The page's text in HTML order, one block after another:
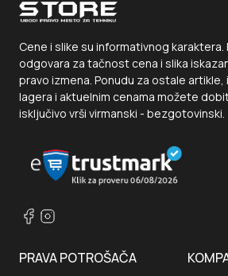
Cene i slike su informativnog karaktera.
odgovara za tačnost cena i slika
pravo izmena. Ponudu za ostale
lagera i aktuelnim cenama možete
isključivo vrši virmanski - bezgotovinski.
PRAVA POTROŠAČA